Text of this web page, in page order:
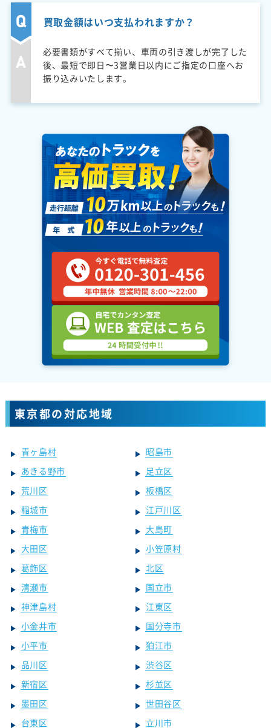
買取金額はいつ支払われますか？
必要書類がすべて揃い、車両の引き渡しが完了した
後、最短で即日〜3営業日以内にご指定の口座へお
振り込みいたします。
東京都の対応地域
青ヶ島村
昭島市
あきる野市
足立区
荒川区
板橋区
稲城市
江戸川区
青梅市
大島町
大田区
小笠原村
葛飾区
北区
清瀬市
国立市
神津島村
江東区
小金井市
国分寺市
小平市
狛江市
品川区
渋谷区
新宿区
杉並区
墨田区
世田谷区
台東区
立川市